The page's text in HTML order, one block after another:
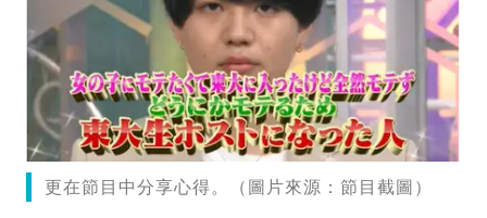
更在節目中分享心得。（圖片來源：節目截圖）